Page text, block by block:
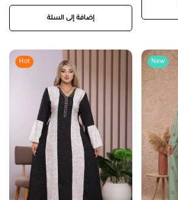
إضافة إلى السلة
New
Hot